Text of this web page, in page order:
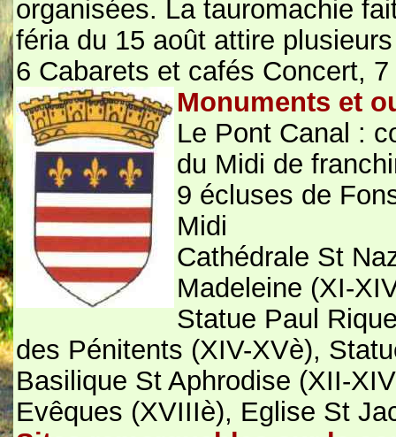
organisées. La tauromachie
féria du 15 août attire
6 Cabarets et cafés Concert,
Monuments et
Le Pont Canal :
du Midi de
9 écluses de
Midi
Cathédrale St
Madeleine (XI-
Statue Paul
des Pénitents (XIV-XVè),
Basilique St Aphrodise (XII-
Evêques (XVIIIè), Eglise St